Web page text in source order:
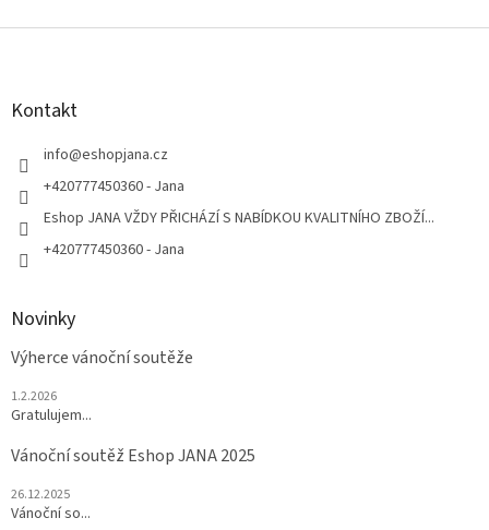
Z
Kontakt
info@eshopjana.cz
+420777450360 - Jana
Eshop JANA VŽDY PŘICHÁZÍ S NABÍDKOU KVALITNÍHO ZBOŽÍ...
+420777450360 - Jana
Novinky
Výherce vánoční soutěže
1.2.2026
Gratulujem...
Vánoční soutěž Eshop JANA 2025
26.12.2025
Vánoční so...